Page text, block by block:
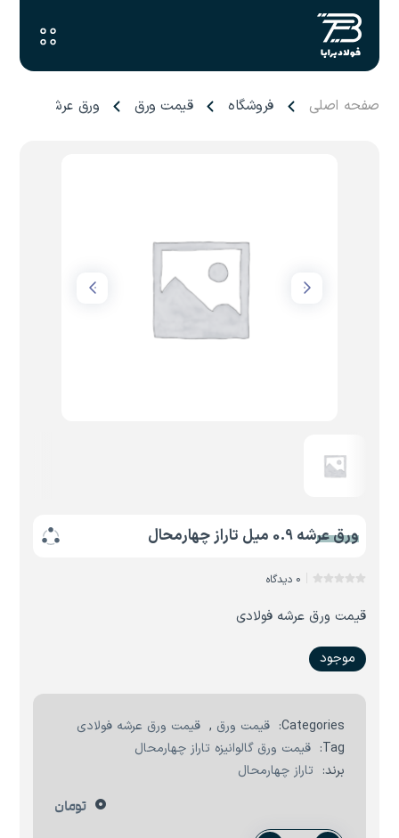
صفحه اصلی فروشگاه قیمت ورق ورق عرشه ۰.۹ میل تاراز چهارمحال
ورق عرشه 0.9 میل تاراز چهارمحال
0 دیدگاه
قیمت ورق عرشه فولادی
موجود
Categories: قیمت ورق , قیمت ورق عرشه فولادی
Tag:
قیمت ورق گالوانیزه تاراز چهارمحال
برند: تاراز چهارمحال
0 تومان